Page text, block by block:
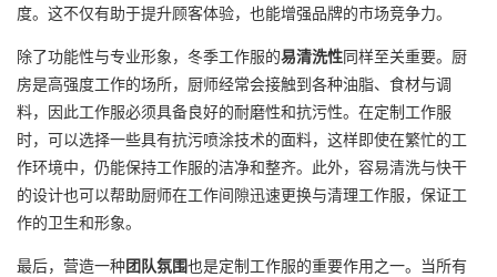
度。这不仅有助于提升顾客体验，也能增强品牌的市场竞争力。
除了功能性与专业形象，冬季工作服的易清洗性同样至关重要。厨
房是高强度工作的场所，厨师经常会接触到各种油脂、食材与调
料，因此工作服必须具备良好的耐磨性和抗污性。在定制工作服
时，可以选择一些具有抗污喷涂技术的面料，这样即使在繁忙的工
作环境中，仍能保持工作服的洁净和整齐。此外，容易清洗与快干
的设计也可以帮助厨师在工作间隙迅速更换与清理工作服，保证工
作的卫生和形象。
最后，营造一种团队氛围也是定制工作服的重要作用之一。当所有